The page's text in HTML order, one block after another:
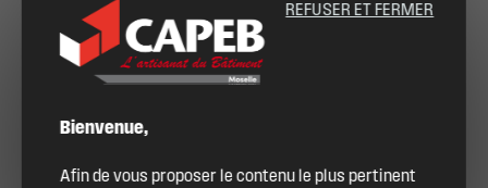
Bienvenue,
Afin de vous proposer le contenu le plus pertinent
REFUSER ET FERMER